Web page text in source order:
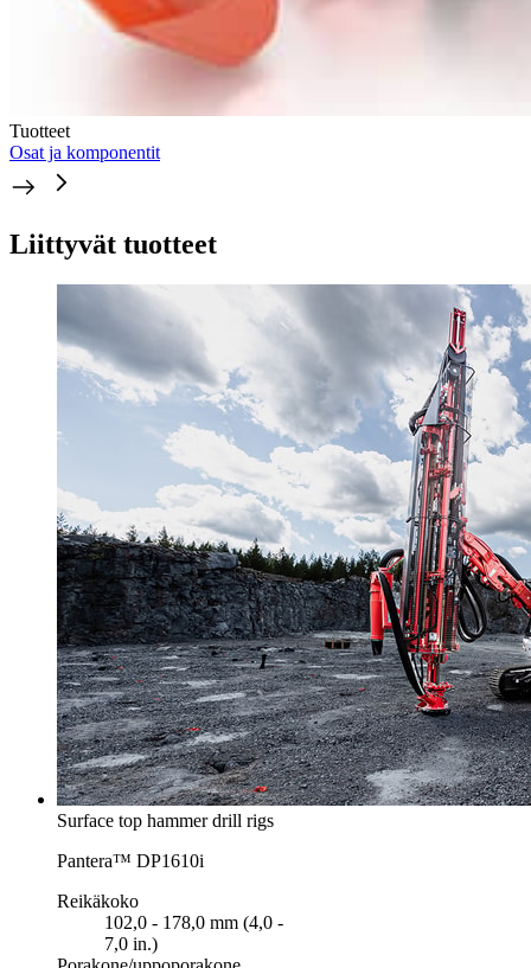
Tuotteet
Osat ja komponentit
Liittyvät tuotteet
Surface top hammer drill rigs
Pantera™ DP1610i
Reikäkoko
102,0 - 178,0 mm (4,0 -
7,0 in.)